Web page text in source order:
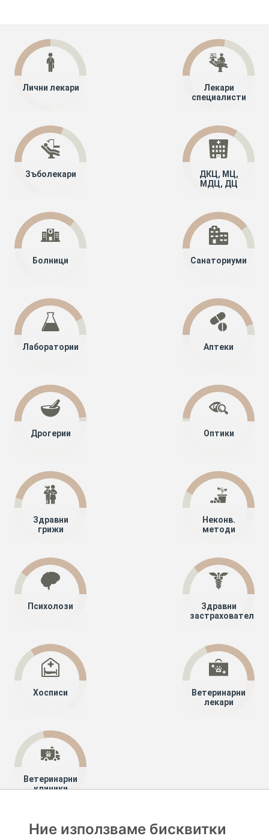
Лични лекари
Лекари
специалисти
Зъболекари
ДКЦ, МЦ,
МДЦ, ДЦ
Болници Санаториуми
Лаборатории Аптеки
Дрогерии Оптики
Здравни
грижи
Неконв.
методи
Психолози
Здравни
застрахователи
Хосписи
Ветеринарни
лекари
Ветеринарни
клиники
Специалисти
Ние използваме бисквитки